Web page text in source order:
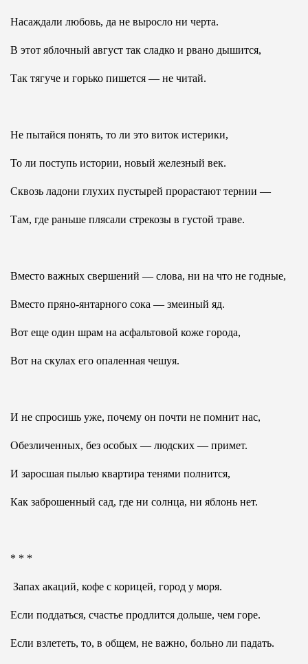
Насаждали любовь, да не выросло ни черта.
В этот яблочный август так сладко и рвано дышится,
Так тягуче и горько пишется — не читай.
Не пытайся понять, то ли это виток истерики,
То ли поступь истории, новый железный век.
Сквозь ладони глухих пустырей прорастают тернии —
Там, где раньше плясали стрекозы в густой траве.
Вместо важных свершений — слова, ни на что не годные,
Вместо пряно-янтарного сока — змеиный яд.
Вот еще один шрам на асфальтовой коже города,
Вот на скулах его опаленная чешуя.
И не спросишь уже, почему он почти не помнит нас,
Обезличенных, без особых — людских — примет.
И заросшая пылью квартира тенями полнится,
Как заброшенный сад, где ни солнца, ни яблонь нет.
* * *
Запах акаций, кофе с корицей, город у моря.
Если поддаться, счастье продлится дольше, чем горе.
Если взлететь, то, в общем, не важно, больно ли падать.